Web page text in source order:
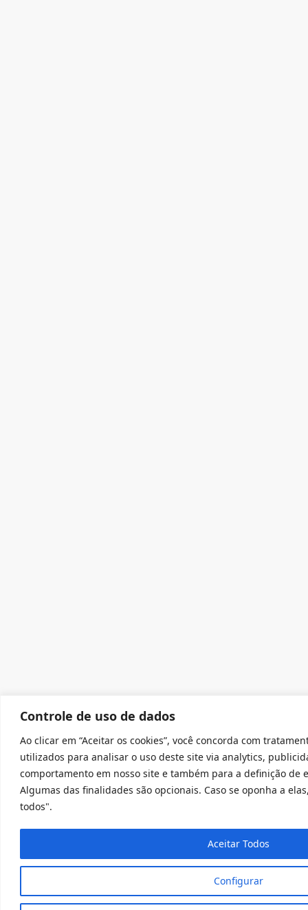
Controle de uso de dados
Ao clicar em “Aceitar os cookies”, você concorda com
utilizados para analisar o uso deste site via analytics,
comportamento em nosso site e também para a definição de
Algumas das finalidades são opcionais. Caso se oponha a
todos".
Configurar
Aceitar Todos